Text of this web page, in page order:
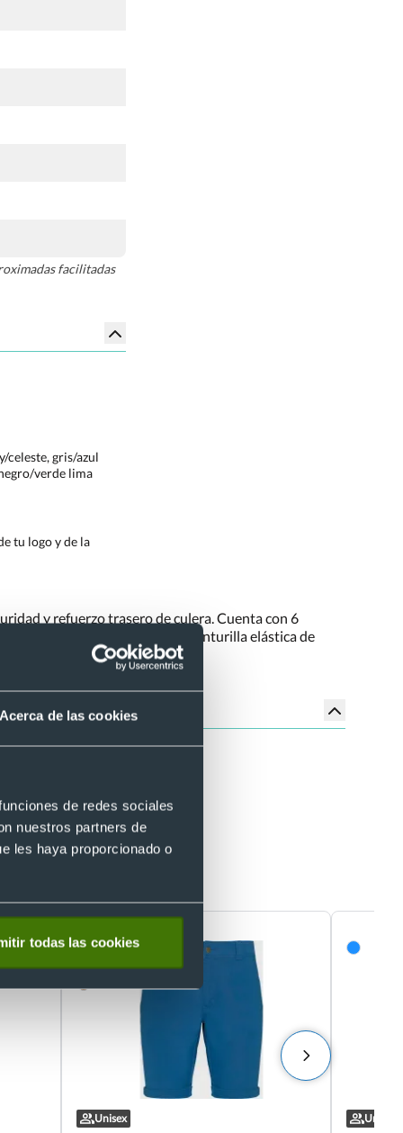
de las cookies
de redes sociales
nuestros partners de
les haya proporcionado o
todas las cookies
facilitadas
celeste, gris/azul
verde lima
tu logo y de la
y refuerzo trasero de culera. Cuenta con 6
Tallaje europeo con la cinturilla elástica de
Unisex Unisex